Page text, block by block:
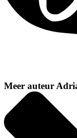
Meer auteur